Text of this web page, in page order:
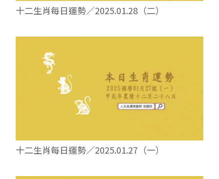
十二生肖每日運勢／2025.01.28（二）
十二生肖每日運勢／2025.01.27（一）